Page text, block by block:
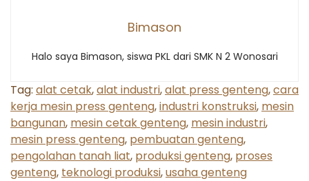
Bimason
Halo saya Bimason, siswa PKL dari SMK N 2 Wonosari
Tag: alat cetak,alat industri,alat press genteng,cara
kerja mesin press genteng,industri konstruksi, mesin
bangunan, mesin cetak genteng, mesin industri,
mesin press genteng, pembuatan genteng,
pengolahan tanah liat, produksi genteng, proses
genteng, teknologi produksi,usaha genteng